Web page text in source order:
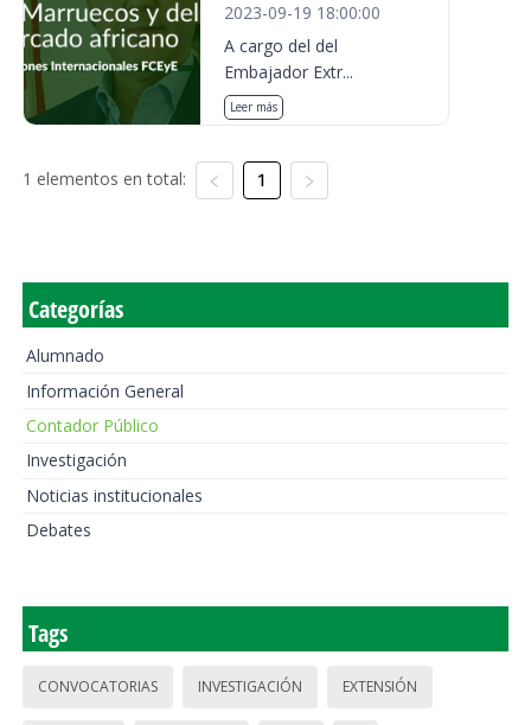
2023-09-19 18:00:00
A cargo del del
Embajador Extr...
Leer más
1 elementos en total: 1
Categorías
Alumnado
Información General
Contador Público
Investigación
Noticias institucionales
Debates
Tags
CONVOCATORIAS INVESTIGACIÓN EXTENSIÓN